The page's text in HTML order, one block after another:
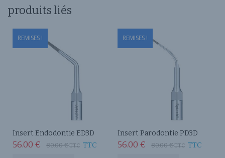
produits liés
REMISES !
Insert Endodontie ED3D
80.00€TTC
56.00 € TTC
REMISES !
Insert Parodontie PD3D
80.00€TTC
56.00 € TTC